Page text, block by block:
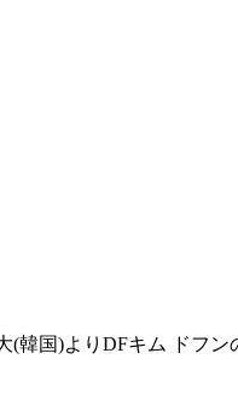
国)よりDFキム ドフン